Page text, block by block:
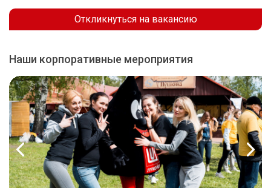
Откликнуться на вакансию
Наши корпоративные мероприятия